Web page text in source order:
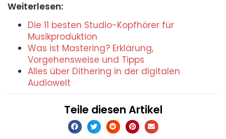
Weiterlesen:
Die 11 besten Studio-Kopfhörer für
Musikproduktion
Was ist Mastering? Erklärung,
Vorgehensweise und Tipps
Alles über Dithering in der digitalen
Audiowelt
Teile diesen Artikel